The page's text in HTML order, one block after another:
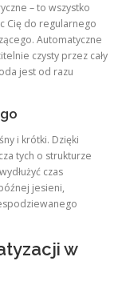
– to wszystko
Cię do regularnego
Automatyczne
czysty przez cały
jest od razu
i krótki. Dzięki
tych o strukturze
czas
jesieni,
w